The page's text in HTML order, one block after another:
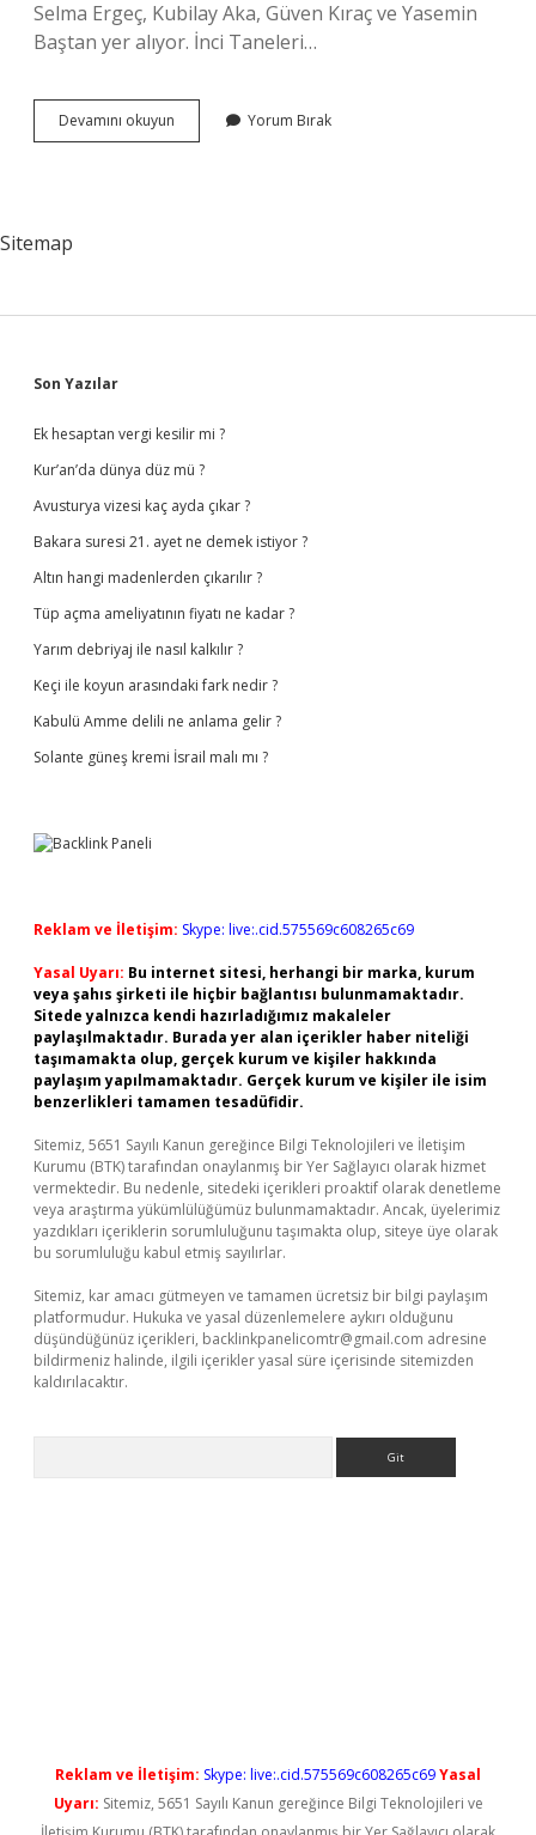
Selma Ergeç, Kubilay Aka, Güven Kıraç ve Yasemin
Baştan yer alıyor. İnci Taneleri…
Devamını okuyun Dilberin
Patronu
Yorum Bırak
Sitemap
Sidebar
Son Yazılar
Ek hesaptan vergi kesilir mi ?
Kur’an’da dünya düz mü ?
Avusturya vizesi kaç ayda çıkar ?
Bakara suresi 21. ayet ne demek istiyor ?
Altın hangi madenlerden çıkarılır ?
Tüp açma ameliyatının fiyatı ne kadar ?
Yarım debriyaj ile nasıl kalkılır ?
Keçi ile koyun arasındaki fark nedir ?
Kabulü Amme delili ne anlama gelir ?
Solante güneş kremi İsrail malı mı ?
Reklam ve İletişim: Skype: live:.cid.575569c608265c69
Yasal Uyarı: Bu internet sitesi, herhangi bir marka, kurum
veya şahıs şirketi ile hiçbir bağlantısı bulunmamaktadır.
Sitede yalnızca kendi hazırladığımız makaleler
paylaşılmaktadır. Burada yer alan içerikler haber niteliği
taşımamakta olup, gerçek kurum ve kişiler hakkında
paylaşım yapılmamaktadır. Gerçek kurum ve kişiler ile isim
benzerlikleri tamamen tesadüfidir.
Sitemiz, 5651 Sayılı Kanun gereğince Bilgi Teknolojileri ve İletişim
Kurumu (BTK) tarafından onaylanmış bir Yer Sağlayıcı olarak hizmet
vermektedir. Bu nedenle, sitedeki içerikleri proaktif olarak denetleme
veya araştırma yükümlülüğümüz bulunmamaktadır. Ancak, üyelerimiz
yazdıkları içeriklerin sorumluluğunu taşımakta olup, siteye üye olarak
bu sorumluluğu kabul etmiş sayılırlar.
Sitemiz, kar amacı gütmeyen ve tamamen ücretsiz bir bilgi paylaşım
platformudur. Hukuka ve yasal düzenlemelere aykırı olduğunu
düşündüğünüz içerikleri, backlinkpanelicomtr@gmail.com adresine
bildirmeniz halinde, ilgili içerikler yasal süre içerisinde sitemizden
kaldırılacaktır.
Reklam ve İletişim: Skype: live:.cid.575569c608265c69Yasal
Uyarı: Sitemiz, 5651 Sayılı Kanun gereğince Bilgi Teknolojileri ve